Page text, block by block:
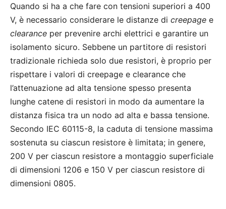
Quando si ha a che fare con tensioni superiori a 400
V, è necessario considerare le distanze di creepage e
clearance per prevenire archi elettrici e garantire un
isolamento sicuro. Sebbene un partitore di resistori
tradizionale richieda solo due resistori, è proprio per
rispettare i valori di creepage e clearance che
l’attenuazione ad alta tensione spesso presenta
lunghe catene di resistori in modo da aumentare la
distanza fisica tra un nodo ad alta e bassa tensione.
Secondo IEC 60115-8, la caduta di tensione massima
sostenuta su ciascun resistore è limitata; in genere,
200 V per ciascun resistore a montaggio superficiale
di dimensioni 1206 e 150 V per ciascun resistore di
dimensioni 0805.